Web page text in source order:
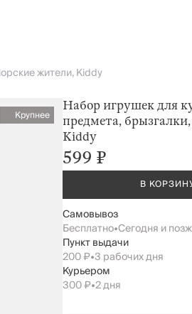
жители, Kiddy
Крупнее
Набор игрушек для
предмета,
Kiddy
599 ₽
В
Самовывоз
Бесплатно•Сегодня и
Пункт выдачи
200 ₽•3 рабочих дня
Курьером
300 ₽•2 дня